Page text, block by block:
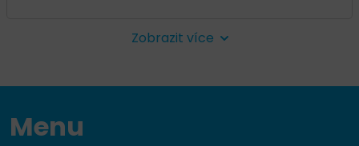
Zobrazit více
Menu